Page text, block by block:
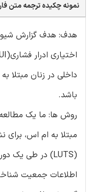
نمونه چکیده ترجمه متن
هدف: هدف گزارش
داخلی در زنان مبتلا
باشد.
روش ها: ما یک مطالعه
مبتلا به ام اس، برای
اطلاعات جمعیت